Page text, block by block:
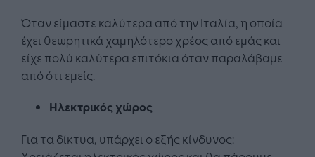
Όταν είμαστε καλύτερα από την Ιταλία, η οποία
έχει θεωρητικά χαμηλότερο χρέος από εμάς και
είχε πολύ καλύτερα επιτόκια όταν παραλάβαμε
από ότι εμείς.
Ηλεκτρικός χώρος
Για τα δίκτυα, υπάρχει ο εξής κίνδυνος: